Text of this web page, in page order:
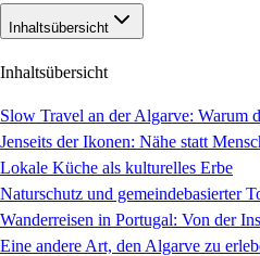
Inhaltsübersicht
Inhaltsübersicht
Slow Travel an der Algarve: Warum
Jenseits der Ikonen: Nähe statt
Lokale Küche als kulturelles Erbe
Naturschutz und gemeindebasierter
Wanderreisen in Portugal: Von der
Eine andere Art, den Algarve zu